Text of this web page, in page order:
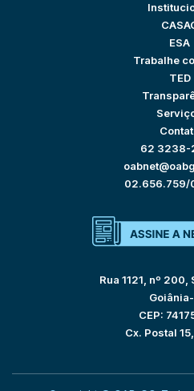
ESA
Trabalhe
TED
62 3238-
02.656.759/
Rua 1121, nº
CEP:
Cx. Postal